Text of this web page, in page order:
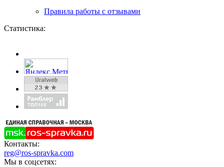
Правила работы с отзывами
Статистика:
Контакты:
reg@ros-spravka.com
Мы в соцсетях: